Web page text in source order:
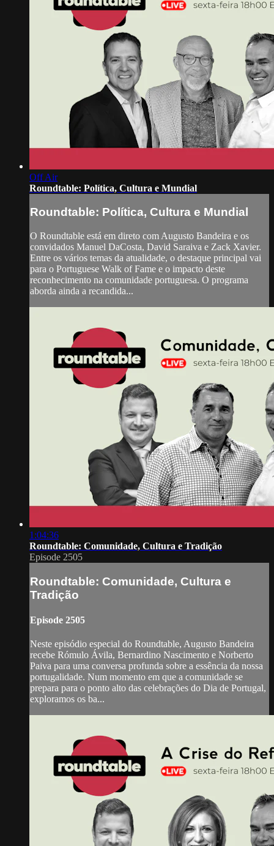
Off Air
Roundtable: Política, Cultura e Mundial
Roundtable: Política, Cultura e Mundial
O Roundtable está em direto com Augusto Bandeira e os
convidados Manuel DaCosta, David Saraiva e Zack Xavier.
Entre os vários temas da atualidade, o destaque principal vai
para o Portuguese Walk of Fame e o impacto deste
reconhecimento na comunidade portuguesa. O programa
aborda ainda a recandida...
1:04:36
Roundtable: Comunidade, Cultura e Tradição
Episode 2505
Roundtable: Comunidade, Cultura e
Tradição
Episode 2505
Neste episódio especial do Roundtable, Augusto Bandeira
recebe Rómulo Ávila, Bernardino Nascimento e Norberto
Paiva para uma conversa profunda sobre a essência da nossa
portugalidade. Num momento em que a comunidade se
prepara para o ponto alto das celebrações do Dia de Portugal,
exploramos os ba...